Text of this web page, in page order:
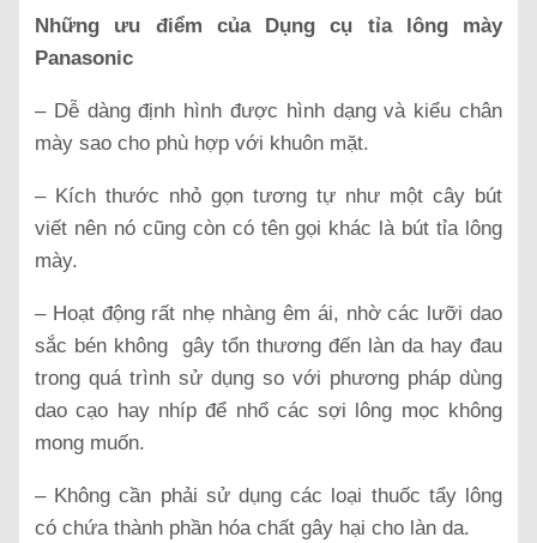
Những ưu điểm của Dụng cụ tỉa lông mày
Panasonic
– Dễ dàng định hình được hình dạng và kiểu chân
mày sao cho phù hợp với khuôn mặt.
– Kích thước nhỏ gọn tương tự như một cây bút
viết nên nó cũng còn có tên gọi khác là bút tỉa lông
mày.
– Hoạt động rất nhẹ nhàng êm ái, nhờ các lưỡi dao
sắc bén không gây tổn thương đến làn da hay đau
trong quá trình sử dụng so với phương pháp dùng
dao cạo hay nhíp để nhổ các sợi lông mọc không
mong muốn.
– Không cần phải sử dụng các loại thuốc tẩy lông
có chứa thành phần hóa chất gây hại cho làn da.